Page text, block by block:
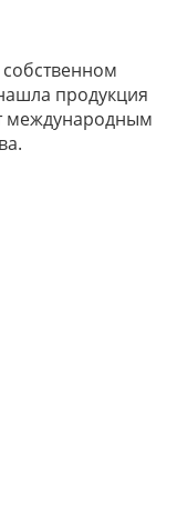
продукция
международным